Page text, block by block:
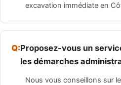
excavation immédiate en
Proposez-vous un
les démarches
Nous vous conseillons sur